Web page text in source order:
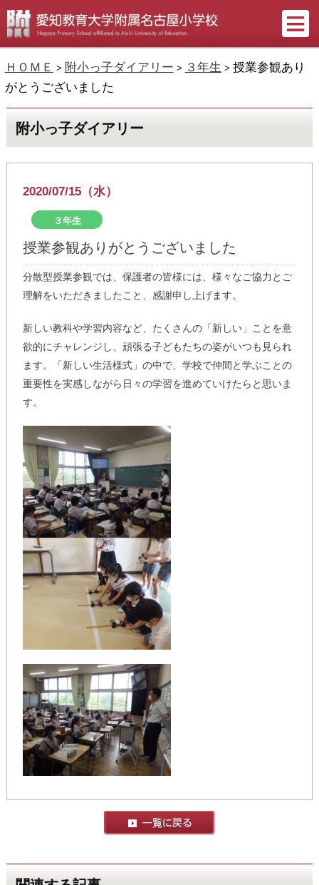
ＨＯＭＥ > 附小っ子ダイアリー > ３年生 > 授業参観あり
がとうございました
附小っ子ダイアリー
2020/07/15（水）
３年生
授業参観ありがとうございました
分散型授業参観では、保護者の皆様には、様々なご協力とご
理解をいただきましたこと、感謝申し上げます。
新しい教科や学習内容など、たくさんの「新しい」ことを意
欲的にチャレンジし、頑張る子どもたちの姿がいつも見られ
ます。「新しい生活様式」の中で、学校で仲間と学ぶことの
重要性を実感しながら日々の学習を進めていけたらと思いま
す。